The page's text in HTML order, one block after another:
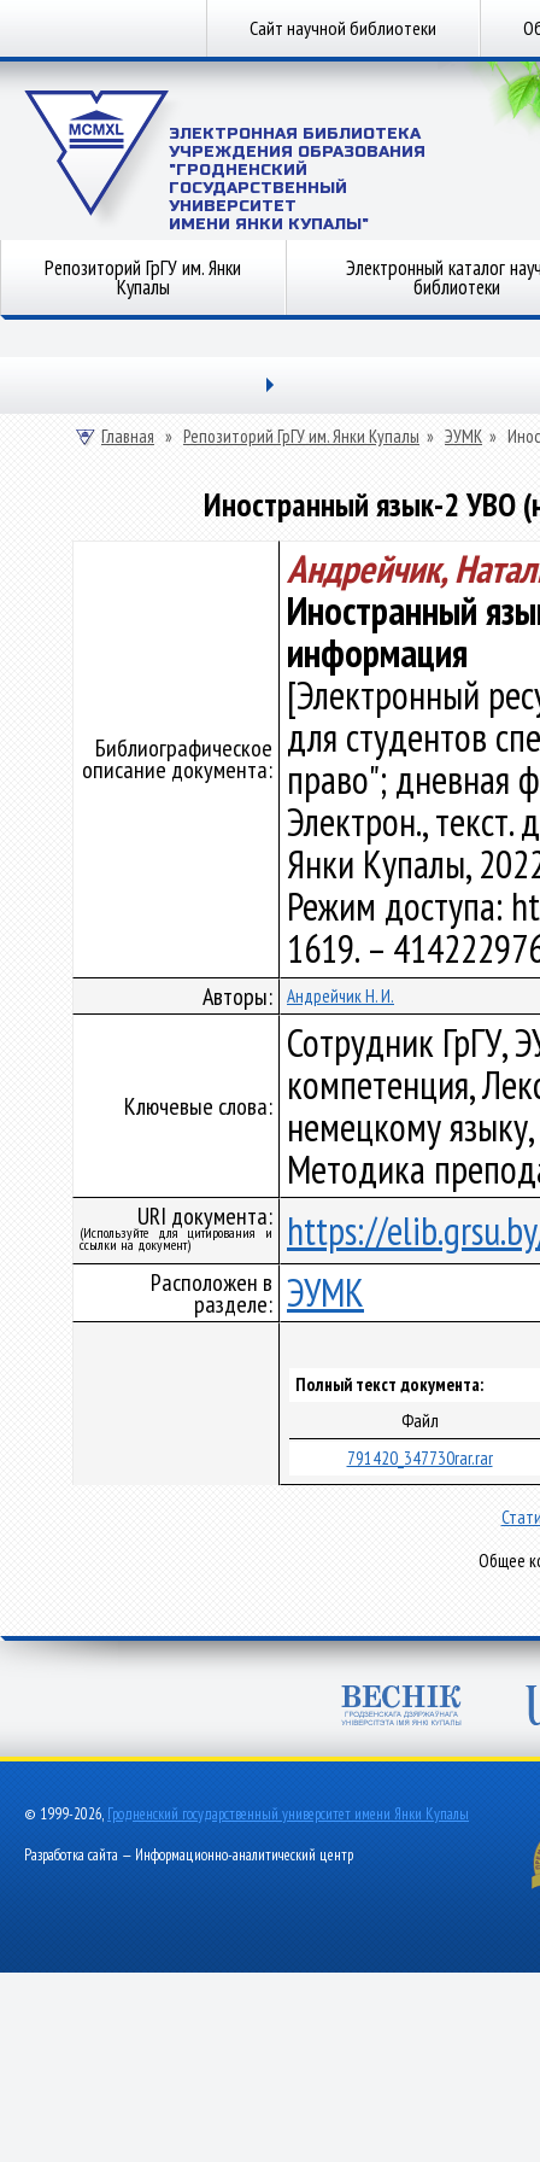
Сайт научной библиотеки
ЭЛЕКТРОННАЯ БИБЛИОТЕКА
УЧРЕЖДЕНИЯ ОБРАЗОВАНИЯ
"ГРОДНЕНСКИЙ
ГОСУДАРСТВЕННЫЙ
УНИВЕРСИТЕТ
ИМЕНИ ЯНКИ КУПАЛЫ"
Репозиторий ГрГУ им. Янки
Купалы
Электронный каталог
библиотеки
Главная » Репозиторий ГрГУ им. Янки Купалы » ЭУМК »
Иностранный язык-2 УВО
Библиографическое
описание документа:
Андрейчик,
Иностранный
информация
[Электронный
для студентов
право"; дневная
Электрон., текст.
Янки Купалы,
Режим доступа:
1619. –
Авторы: Андрейчик Н. И.
Ключевые слова:
Сотрудник ГрГУ,
компетенция,
немецкому
Методика
URI документа:
(Используйте для цитирования и
ссылки на документ) https://
Расположен в
разделе: ЭУМК
Полный текст документа:
Файл
791420_347730rar.rar
Общее
© 1999-2026, Гродненский государственный университет имени Янки Купалы
Разработка сайта — Информационно-аналитический центр